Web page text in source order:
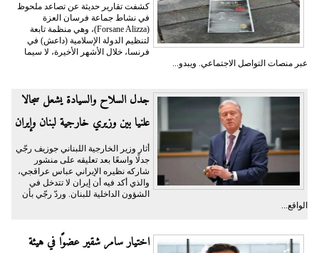
كشفت تقارير حديثة عن تصاعد ملحوظ
في نشاط جماعة فرسان العزة
(Forsane Alizza)، وهي منظمة تابعة
لتنظيم الدولة الإسلامية (داعش) في
فرنسا، خلال الأشهر الأخيرة، لا سيما
عبر منصات التواصل الاجتماعي. ويبدو...
جدل السلاح والسيادة يشعل سجالا
علنيا بين وزيري خارجية لبنان وإيران
أثار وزير الخارجية اللبناني جوزيف رجّي
جدلًا واسعًا بعد تعليقه على منشور
شاركه نظيره الإيراني عباس عراقجي،
والذي أكد فيه أن إيران لا تتدخل في
الشؤون الداخلية للبنان. وردّ رجّي بأن
الواقع...
اختيار سامر شقير عضوًا في هيئة